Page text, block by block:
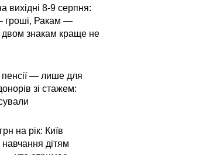
вихідні 8-9 серпня:
гроші, Ракам —
двом знакам краще не
пенсії — лише для
зі стажем:
на рік: Київ
дітям